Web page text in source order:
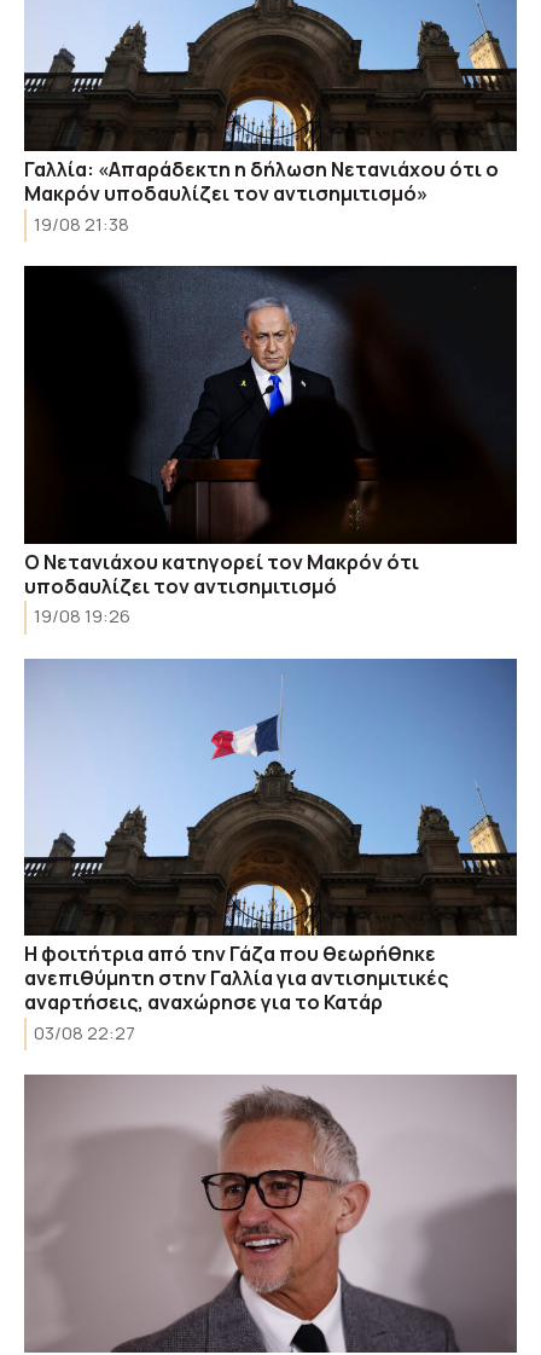
Γαλλία: «Απαράδεκτη η δήλωση Νετανιάχου ότι ο
Μακρόν υποδαυλίζει τον αντισημιτισμό»
19/08 21:38
Ο Νετανιάχου κατηγορεί τον Μακρόν ότι
υποδαυλίζει τον αντισημιτισμό
19/08 19:26
Η φοιτήτρια από την Γάζα που θεωρήθηκε
ανεπιθύμητη στην Γαλλία για αντισημιτικές
αναρτήσεις, αναχώρησε για το Κατάρ
03/08 22:27